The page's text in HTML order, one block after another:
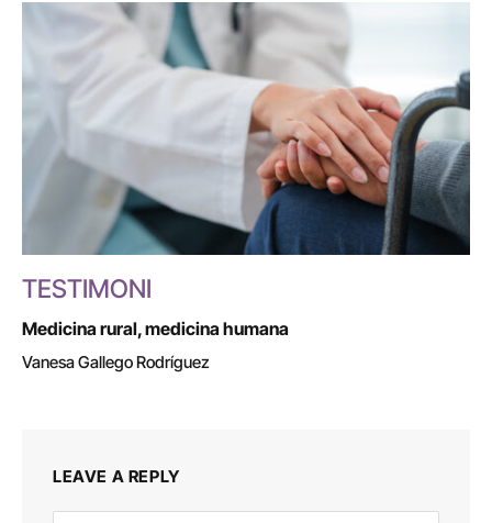
TESTIMONI
Medicina rural, medicina humana
Vanesa Gallego Rodríguez
LEAVE A REPLY